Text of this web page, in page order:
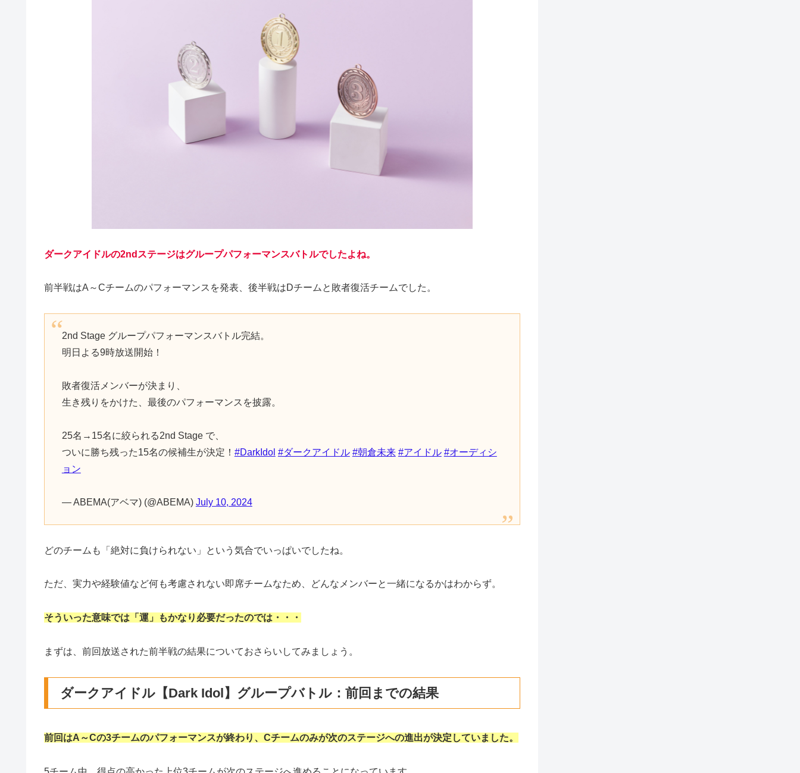
ダークアイドルの2ndステージはグループパフォーマンスバトルでしたよね。
前半戦はA～Cチームのパフォーマンスを発表、後半戦はDチームと敗者復活チームでした。
2nd Stage グループパフォーマンスバトル完結。
明日よる9時放送開始！
敗者復活メンバーが決まり、
生き残りをかけた、最後のパフォーマンスを披露。
25名→15名に絞られる2nd Stage で、
ついに勝ち残った15名の候補生が決定！ #DarkIdol #ダークアイドル #朝倉未来 #アイドル #オーディシ
ョン
— ABEMA(アベマ) (@ABEMA) July 10, 2024
どのチームも「絶対に負けられない」という気合でいっぱいでしたね。
ただ、実力や経験値など何も考慮されない即席チームなため、どんなメンバーと一緒になるかはわからず。
そういった意味では「運」もかなり必要だったのでは・・・
まずは、前回放送された前半戦の結果についておさらいしてみましょう。
ダークアイドル【Dark Idol】グループバトル：前回までの結果
前回はA～Cの3チームのパフォーマンスが終わり、Cチームのみが次のステージへの進出が決定していました。